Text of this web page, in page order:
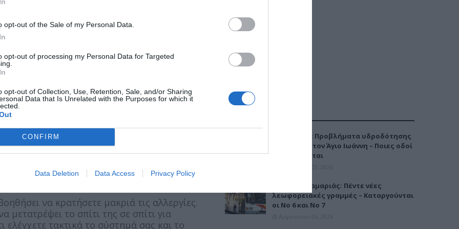
opt-out of the Sale of my Personal Data.
opt-out of processing my Personal Data for Targeted
opt-out of Collection, Use, Retention, Sale, and/or Sharing
Data that Is Unrelated with the Purposes for which it
CONFIRM
Data Deletion Data Access Privacy Policy
1-3 ημέρες το μήνα και το 8% είχε
προσαρμοστικής άνεσης» για να
χρόνο στον κλιματισμό καθιστά
θερμοκρασιών. Η ιδανική θερμοκρασία σας
έχετε εκτεθεί πρόσφατα. Όσο
A/C, τόσο λιγότερο άνετα θα νιώθετε στη
να κρατήσετε μακριά τις αλλεργίες.
το σπίτι της σε σπίτι για
ελέγχετε τακτικά το σύστημά σας και το
Καλαμαριά: Προβλήματα υδροδότησης
την Τρίτη στον Άγιο Ιωάννη – Ποιες οδοί
επηρεάζονται
Μετρό Καλαμαριάς: Πέντε νέες
λεωφορειακές γραμμές – Καταργούνται
οι Νο 6 και Νο 7